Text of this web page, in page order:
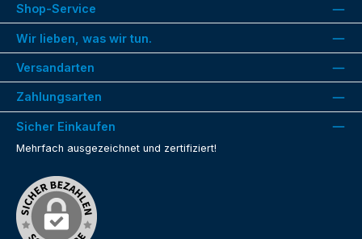
Shop-Service
Wir lieben, was wir tun.
Versandarten
Zahlungsarten
Sicher Einkaufen
Mehrfach ausgezeichnet und zertifiziert!